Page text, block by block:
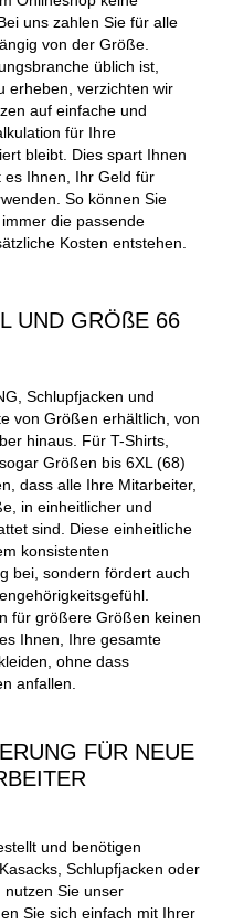
uns zahlen Sie für alle
von der Größe.
üblich ist,
erheben, verzichten wir
auf einfache und
für Ihre
bleibt. Dies spart Ihnen
es Ihnen, Ihr Geld für
So können Sie
die passende
Kosten entstehen.
UND GRÖßE 66
Schlupfjacken und
von Größen erhältlich, von
hinaus. Für T-Shirts,
Größen bis 6XL (68)
dass alle Ihre Mitarbeiter,
in einheitlicher und
sind. Diese einheitliche
konsistenten
bei, sondern fördert auch
für größere Größen keinen
Ihnen, Ihre gesamte
ohne dass
anfallen.
FÜR NEUE
und benötigen
Schlupfjacken oder
nutzen Sie unser
Sie sich einfach mit Ihrer